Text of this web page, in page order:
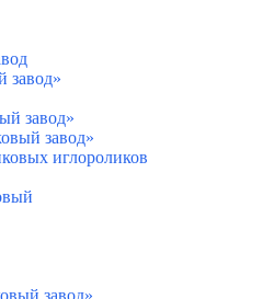
завод»
завод»
иглороликов
завод»